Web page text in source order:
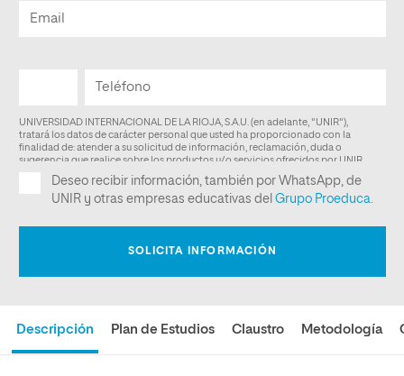
Descripción Plan de Estudios Claustro Metodología